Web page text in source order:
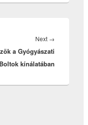
Next →
a Gyógyászati
Boltok kínálatában